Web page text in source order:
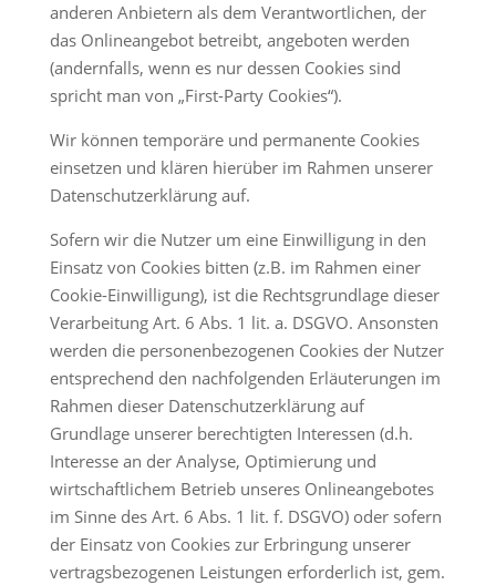
anderen Anbietern als dem Verantwortlichen, der
das Onlineangebot betreibt, angeboten werden
(andernfalls, wenn es nur dessen Cookies sind
spricht man von „First-Party Cookies“).
Wir können temporäre und permanente Cookies
einsetzen und klären hierüber im Rahmen unserer
Datenschutzerklärung auf.
Sofern wir die Nutzer um eine Einwilligung in den
Einsatz von Cookies bitten (z.B. im Rahmen einer
Cookie-Einwilligung), ist die Rechtsgrundlage dieser
Verarbeitung Art. 6 Abs. 1 lit. a. DSGVO. Ansonsten
werden die personenbezogenen Cookies der Nutzer
entsprechend den nachfolgenden Erläuterungen im
Rahmen dieser Datenschutzerklärung auf
Grundlage unserer berechtigten Interessen (d.h.
Interesse an der Analyse, Optimierung und
wirtschaftlichem Betrieb unseres Onlineangebotes
im Sinne des Art. 6 Abs. 1 lit. f. DSGVO) oder sofern
der Einsatz von Cookies zur Erbringung unserer
vertragsbezogenen Leistungen erforderlich ist, gem.